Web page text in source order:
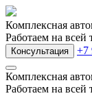
Комплексная
Работаем на всей
Консультация +7
Комплексная
Работаем на всей